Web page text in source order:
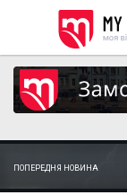
ПОПЕРЕДНЯ НОВИНА